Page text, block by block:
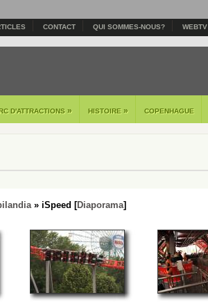
CONTACT QUI SOMMES-NOUS? WEBTV
D'ATTRACTIONS » HISTOIRE » COPENHAGUE
» iSpeed [Diaporama]